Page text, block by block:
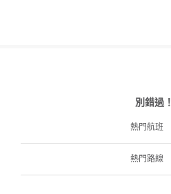
別錯過！
熱門航班
熱門路線